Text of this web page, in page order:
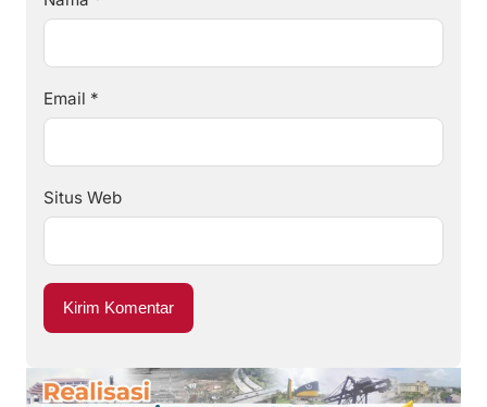
Email *
Situs Web